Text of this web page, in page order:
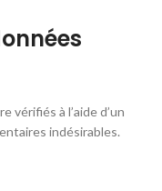
vérifiés à l’aide d’un
indésirables.